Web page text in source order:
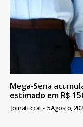
Mega-Sena
estimado em R$
Jornal Local - 5 Agosto,